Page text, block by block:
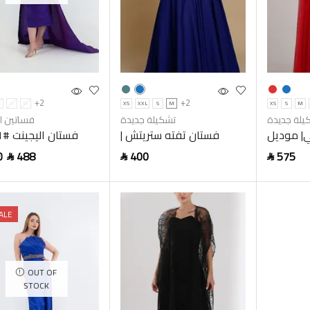
M +2
فساتين
SAR488
options
XS XXL S M +2
تشكيلة جديدة
فستان تفته ستريتش |
موديل رقم 506 SAR400
Add to cart
XS S M
جديدة
موديل
رقم 945 SAR575
Select
OUT OF
STOCK